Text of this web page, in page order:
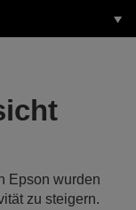
Epson wurden
zu steigern.